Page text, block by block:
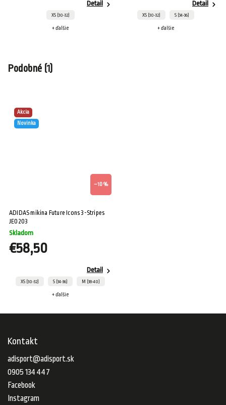
Detail
XS (30-32)
+ ďalšie
Detail
XS (30-32) S (34-36)
+ ďalšie
Podobné (1)
Akcia
Novinka
–10 %
ADIDAS mikina Future Icons 3-Stripes
JE0203
Skladom
€58,50
Detail
XS (30-32) S (34-36) M (38-40)
+ ďalšie
Kontakt
adisport@adisport.sk
0905 134 447
Facebook
Instagram